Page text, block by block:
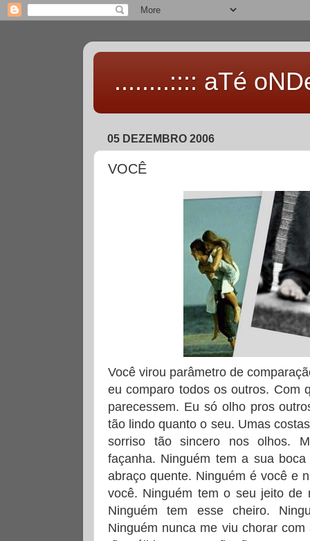
........:::: aTé
05 DEZEMBRO 2006
VOCÊ
Você virou parâmetro de
eu comparo todos os outros. Com
parecessem. Eu só olho pros
tão lindo quanto o seu. Umas
sorriso tão sincero nos olhos.
façanha. Ninguém tem a sua
abraço quente. Ninguém é você e
você. Ninguém tem o seu jeito de
Ninguém tem esse cheiro.
Ninguém nunca me viu chorar